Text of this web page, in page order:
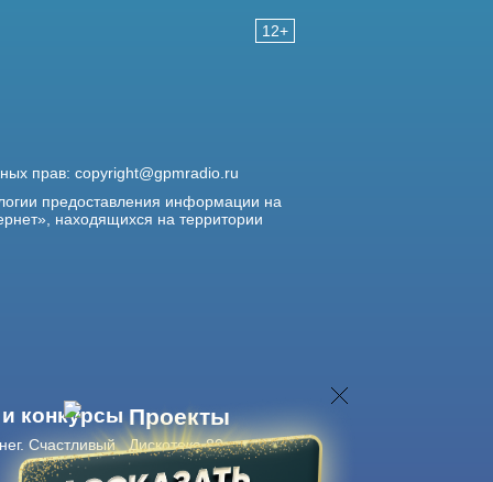
12+
прав: copyright@gpmradio.ru
предоставления информации на
находящихся на территории
конкурсы
Счастливый
Проекты
Дискотека 80-х
Живые концерты